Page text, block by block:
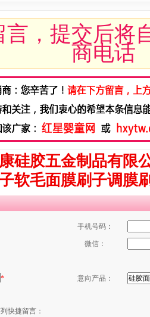
言，提交后将
商电话
硅胶五金制品有限
软毛面膜刷子调膜
手机号码：
微信：
* 意向产品：
快捷留言：